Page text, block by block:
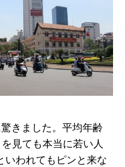
きました。平均年齢
見ても本当に若い人
いわれてもピンと来な